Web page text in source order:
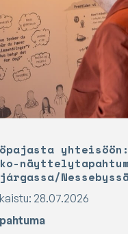
yhteisöön:
28.07.2026